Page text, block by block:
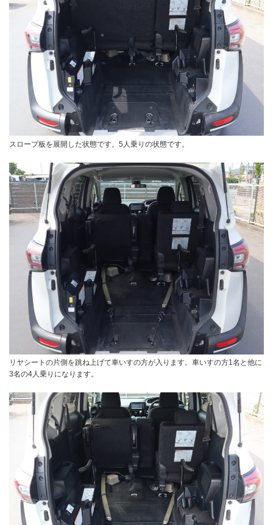
スロープ板を展開した状態です。5人乗りの状態です。
リヤシートの片側を跳ね上げて車いすの方が入ります。車いすの方1名と他に
3名の4人乗りになります。